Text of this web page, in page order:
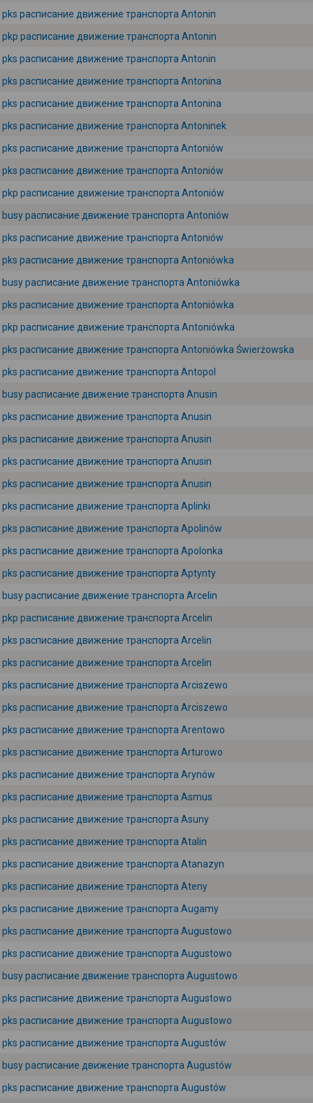
pks расписание движение транспорта Antonin
pkp расписание движение транспорта Antonin
pks расписание движение транспорта Antonin
pks расписание движение транспорта Antonina
pks расписание движение транспорта Antonina
pks расписание движение транспорта Antoninek
pks расписание движение транспорта Antoniów
pks расписание движение транспорта Antoniów
pkp расписание движение транспорта Antoniów
busy расписание движение транспорта Antoniów
pks расписание движение транспорта Antoniów
pks расписание движение транспорта Antoniówka
busy расписание движение транспорта Antoniówka
pks расписание движение транспорта Antoniówka
pkp расписание движение транспорта Antoniówka
pks расписание движение транспорта Antoniówka Świerżowska
pks расписание движение транспорта Antopol
busy расписание движение транспорта Anusin
pks расписание движение транспорта Anusin
pks расписание движение транспорта Anusin
pks расписание движение транспорта Anusin
pks расписание движение транспорта Anusin
pks расписание движение транспорта Aplinki
pks расписание движение транспорта Apolinów
pks расписание движение транспорта Apolonka
pks расписание движение транспорта Aptynty
busy расписание движение транспорта Arcelin
pkp расписание движение транспорта Arcelin
pks расписание движение транспорта Arcelin
pks расписание движение транспорта Arcelin
pks расписание движение транспорта Arciszewo
pks расписание движение транспорта Arciszewo
pks расписание движение транспорта Arentowo
pks расписание движение транспорта Arturowo
pks расписание движение транспорта Arynów
pks расписание движение транспорта Asmus
pks расписание движение транспорта Asuny
pks расписание движение транспорта Atalin
pks расписание движение транспорта Atanazyn
pks расписание движение транспорта Ateny
pks расписание движение транспорта Augamy
pks расписание движение транспорта Augustowo
pks расписание движение транспорта Augustowo
busy расписание движение транспорта Augustowo
pks расписание движение транспорта Augustowo
pks расписание движение транспорта Augustowo
pks расписание движение транспорта Augustów
busy расписание движение транспорта Augustów
pks расписание движение транспорта Augustów